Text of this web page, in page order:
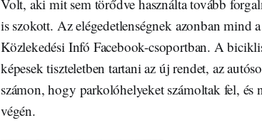
Volt, aki mit sem törődve használta tovább
is szokott. Az elégedetlenségnek azonban mind
Közlekedési Infó Facebook-csoportban. A
képesek tiszteletben tartani az új rendet, az
számon, hogy parkolóhelyeket számoltak fel,
végén.